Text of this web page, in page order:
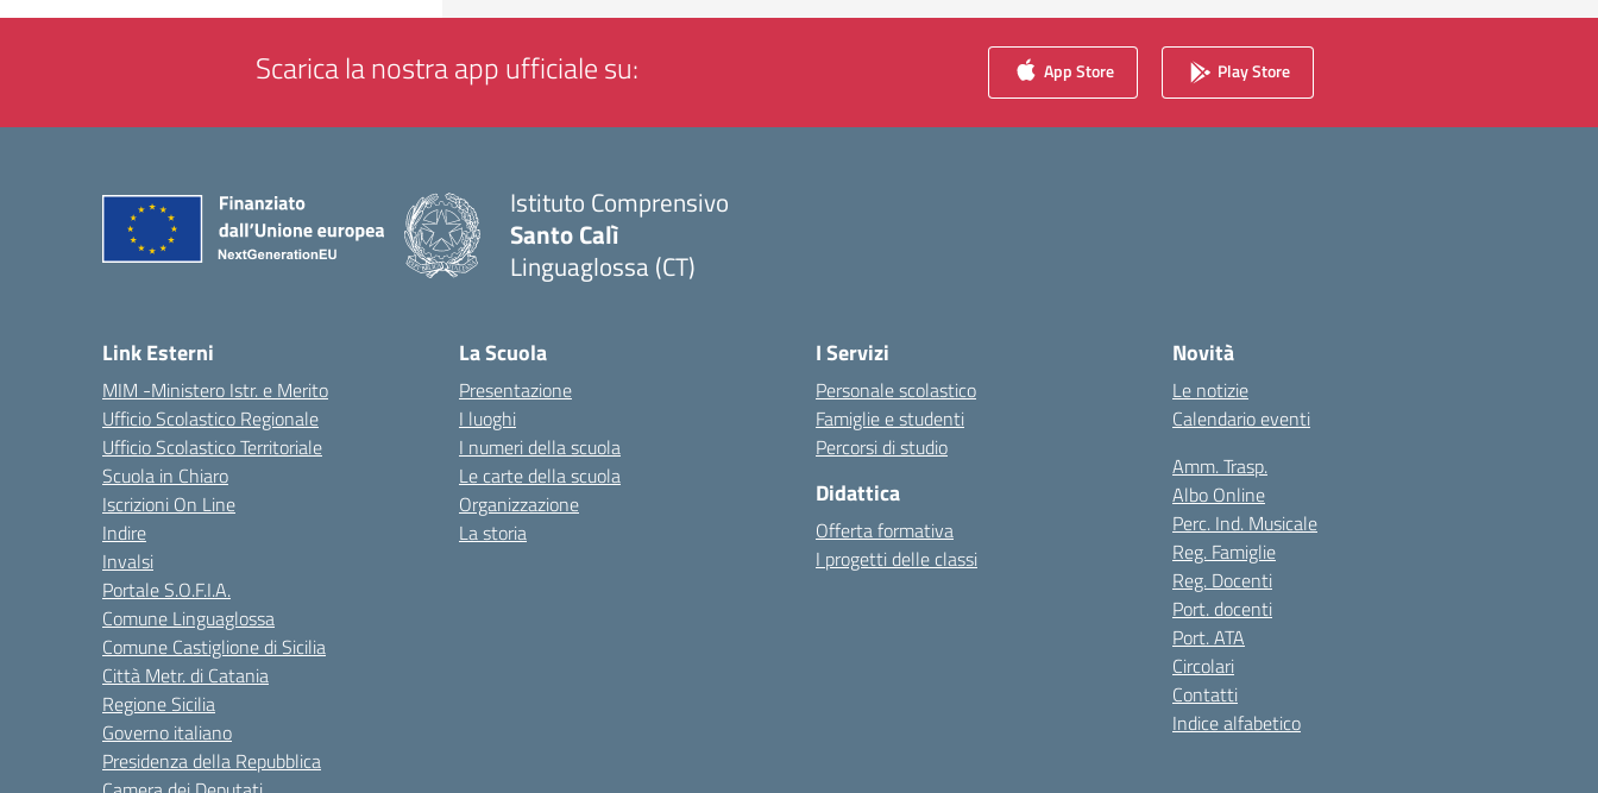
Scarica la nostra app ufficiale su: App Store Play Store
Istituto Comprensivo
Santo Calì
Linguaglossa (CT)
Link Esterni
MIM -Ministero Istr. e Merito
Ufficio Scolastico Regionale
Ufficio Scolastico Territoriale
Scuola in Chiaro
Iscrizioni On Line
Indire
Invalsi
Portale S.O.F.I.A.
Comune Linguaglossa
Comune Castiglione di Sicilia
Città Metr. di Catania
Regione Sicilia
Governo italiano
Presidenza della Repubblica
La Scuola
Presentazione
I luoghi
I numeri della scuola
Le carte della scuola
Organizzazione
La storia
I Servizi
Personale scolastico
Famiglie e studenti
Percorsi di studio
Didattica
Offerta formativa
I progetti delle classi
Novità
Le notizie
Calendario eventi
Amm. Trasp.
Albo Online
Perc. Ind. Musicale
Reg. Famiglie
Reg. Docenti
Port. docenti
Port. ATA
Circolari
Contatti
Indice alfabetico